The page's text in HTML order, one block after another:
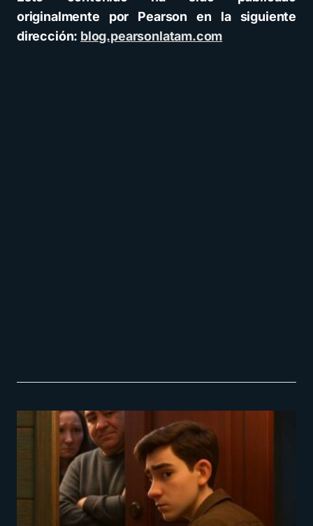
originalmente por Pearson en la siguiente
dirección: blog.pearsonlatam.com